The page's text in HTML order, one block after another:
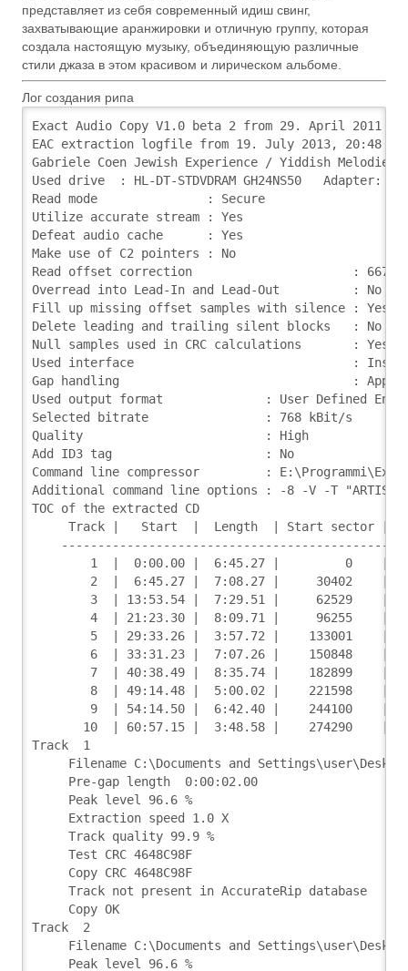
представляет из себя современный идиш свинг,
захватывающие аранжировки и отличную группу, которая
создала настоящую музыку, объединяющую различные
стили джаза в этом красивом и лирическом альбоме.
Лог создания рипа
Exact Audio Copy V1.0 beta 2 from 29. April 2011
EAC extraction logfile from 19. July 2013, 20:48
Gabriele Coen Jewish Experience / Yiddish Melodies
Used drive  : HL-DT-STDVDRAM GH24NS50   Adapter:
Read mode               : Secure
Utilize accurate stream : Yes
Defeat audio cache      : Yes
Make use of C2 pointers : No
Read offset correction                      : 667
Overread into Lead-In and Lead-Out          : No
Fill up missing offset samples with silence : Yes
Delete leading and trailing silent blocks   : No
Null samples used in CRC calculations       : Yes
Used interface                              :
Gap handling                                :
Used output format              : User Defined
Selected bitrate                : 768 kBit/s
Quality                         : High
Add ID3 tag                     : No
Command line compressor         :
Additional command line options : -8 -V -T
TOC of the extracted CD
Track |   Start  |  Length  | Start sector |
1  |  0:00.00 |  6:45.27 |         0    |
2  |  6:45.27 |  7:08.27 |     30402    |
3  | 13:53.54 |  7:29.51 |     62529    |
4  | 21:23.30 |  8:09.71 |     96255    |
5  | 29:33.26 |  3:57.72 |    133001    |
6  | 33:31.23 |  7:07.26 |    150848    |
7  | 40:38.49 |  8:35.74 |    182899    |
8  | 49:14.48 |  5:00.02 |    221598    |
9  | 54:14.50 |  6:42.40 |    244100    |
10  | 60:57.15 |  3:48.58 |    274290    |
Track  1
Filename C:\Documents and
     Pre-gap length  0:00:02.00
     Peak level 96.6 %
     Extraction speed 1.0 X
     Track quality 99.9 %
     Test CRC 4648C98F
     Copy CRC 4648C98F
     Track not present in AccurateRip database
     Copy OK
Track  2
Filename C:\Documents and
     Peak level 96.6 %